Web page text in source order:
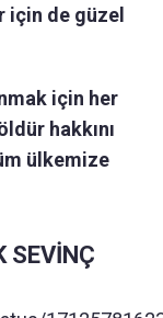
için de güzel
için her
hakkını
ülkemize
SEVİNÇ